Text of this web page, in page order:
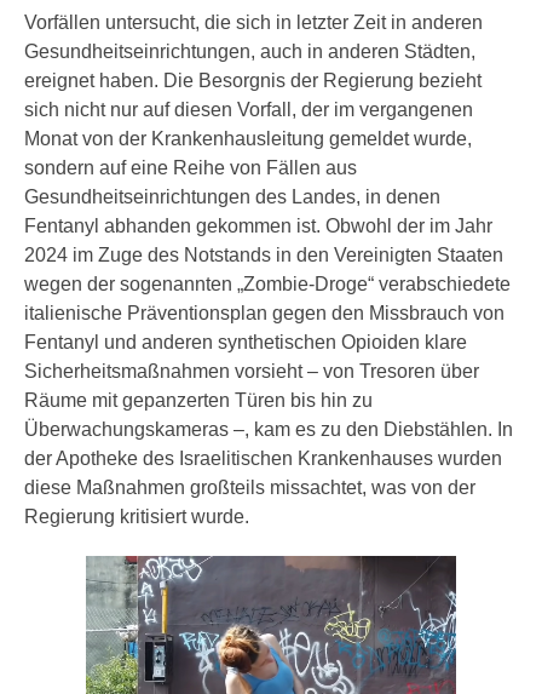
Vorfällen untersucht, die sich in letzter Zeit in anderen
Gesundheitseinrichtungen, auch in anderen Städten,
ereignet haben. Die Besorgnis der Regierung bezieht
sich nicht nur auf diesen Vorfall, der im vergangenen
Monat von der Krankenhausleitung gemeldet wurde,
sondern auf eine Reihe von Fällen aus
Gesundheitseinrichtungen des Landes, in denen
Fentanyl abhanden gekommen ist. Obwohl der im Jahr
2024 im Zuge des Notstands in den Vereinigten Staaten
wegen der sogenannten „Zombie-Droge“ verabschiedete
italienische Präventionsplan gegen den Missbrauch von
Fentanyl und anderen synthetischen Opioiden klare
Sicherheitsmaßnahmen vorsieht – von Tresoren über
Räume mit gepanzerten Türen bis hin zu
Überwachungskameras –, kam es zu den Diebstählen. In
der Apotheke des Israelitischen Krankenhauses wurden
diese Maßnahmen großteils missachtet, was von der
Regierung kritisiert wurde.